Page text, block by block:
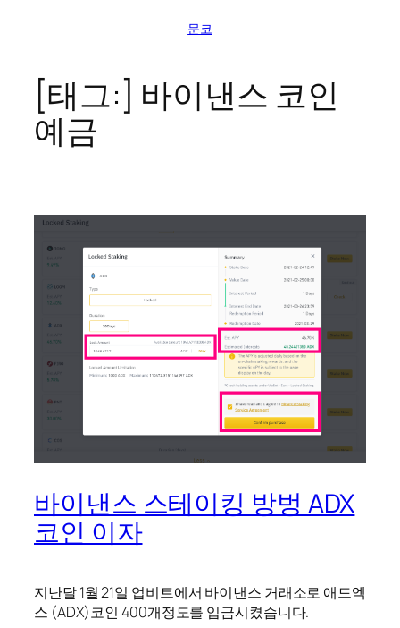
문코
[태그:] 바이낸스 코인
예금
바이낸스 스테이킹 방벙 ADX
코인 이자
지난달 1월 21일 업비트에서 바이낸스 거래소로 애드엑
스 (ADX)코인 400개정도를 입금시켰습니다.